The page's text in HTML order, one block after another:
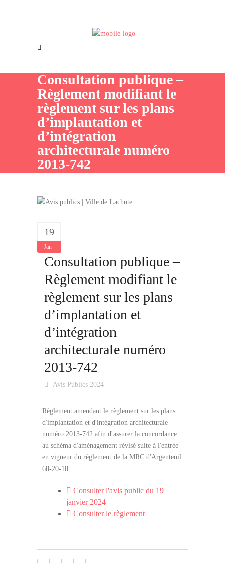
Offres d’emploi
Consultation publique –
Règlement modifiant le
règlement sur les plans
d’implantation et
d’intégration
architecturale numéro
2013-742
19
Jan
Consultation publique –
Règlement modifiant le
règlement sur les plans
d’implantation et
d’intégration
architecturale numéro
2013-742
Avis Publics 2024
Règlement amendant le règlement sur les plans
d'implantation et d'intégration architecturale
numéro 2013-742 afin d'assurer la concordance
au schéma d'aménagement révisé suite à l'entrée
en vigueur du règlement de la MRC d'Argenteuil
68-20-18
Consulter l'avis public du 19
janvier 2024
Consulter le règlement